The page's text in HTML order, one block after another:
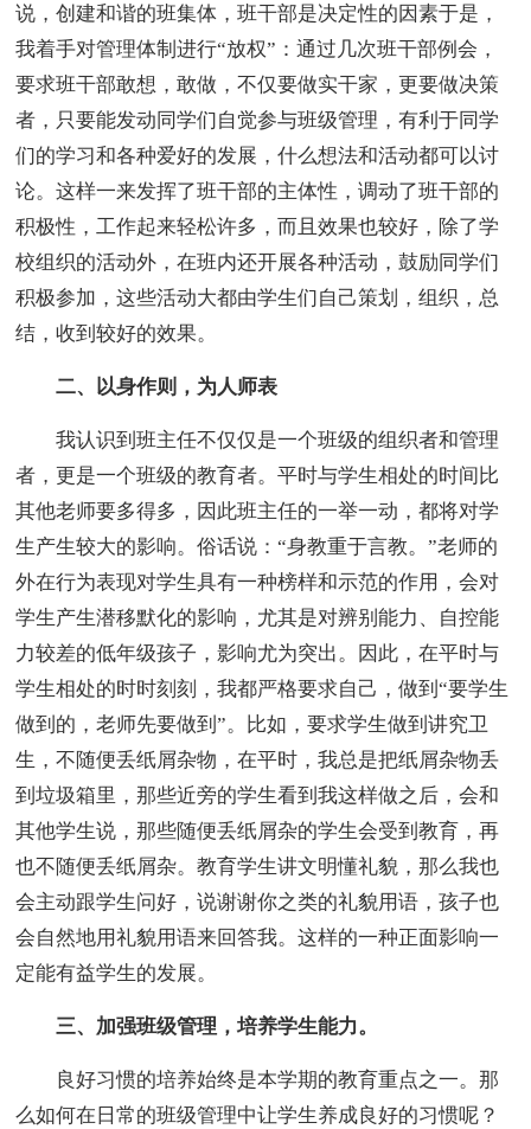
说，创建和谐的班集体，班干部是决定性的因素于是，
我着手对管理体制进行“放权”：通过几次班干部例会，
要求班干部敢想，敢做，不仅要做实干家，更要做决策
者，只要能发动同学们自觉参与班级管理，有利于同学
们的学习和各种爱好的发展，什么想法和活动都可以讨
论。这样一来发挥了班干部的主体性，调动了班干部的
积极性，工作起来轻松许多，而且效果也较好，除了学
校组织的活动外，在班内还开展各种活动，鼓励同学们
积极参加，这些活动大都由学生们自己策划，组织，总
结，收到较好的效果。
二、以身作则，为人师表
我认识到班主任不仅仅是一个班级的组织者和管理
者，更是一个班级的教育者。平时与学生相处的时间比
其他老师要多得多，因此班主任的一举一动，都将对学
生产生较大的影响。俗话说：“身教重于言教。”老师的
外在行为表现对学生具有一种榜样和示范的作用，会对
学生产生潜移默化的影响，尤其是对辨别能力、自控能
力较差的低年级孩子，影响尤为突出。因此，在平时与
学生相处的时时刻刻，我都严格要求自己，做到“要学生
做到的，老师先要做到”。比如，要求学生做到讲究卫
生，不随便丢纸屑杂物，在平时，我总是把纸屑杂物丢
到垃圾箱里，那些近旁的学生看到我这样做之后，会和
其他学生说，那些随便丢纸屑杂的学生会受到教育，再
也不随便丢纸屑杂。教育学生讲文明懂礼貌，那么我也
会主动跟学生问好，说谢谢你之类的礼貌用语，孩子也
会自然地用礼貌用语来回答我。这样的一种正面影响一
定能有益学生的发展。
三、加强班级管理，培养学生能力。
良好习惯的培养始终是本学期的教育重点之一。那
么如何在日常的班级管理中让学生养成良好的习惯呢？